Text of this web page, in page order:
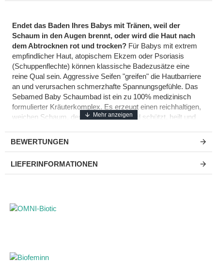
Endet das Baden Ihres Babys mit Tränen, weil der
Schaum in den Augen brennt, oder wird die Haut nach
dem Abtrocknen rot und trocken? Für Babys mit extrem
empfindlicher Haut, atopischem Ekzem oder Psoriasis
(Schuppenflechte) können klassische Badezusätze eine
reine Qual sein. Aggressive Seifen "greifen" die Hautbarriere
an und verursachen schmerzhafte Spannungsgefühle. Das
Sebamed Baby Schaumbad ist ein zu 100% medizinisch
formulierter Kräuterkomplex. Es erzeugt einen reichhaltigen,
weichen Schaum, den Kinder lieben, und schützt, heilt und
Haut.
Was ist das Geheimnis dieses heilenden Kräuterbades?
✔ Starker botanischer Komplex (5 Heilkräuter)
Kombination schützt extrem empfindliche Haut aktiv vor
Tag Spezielle Reinigungssubstanzen reizen die
BEWERTUNGEN
LIEFERINFORMATIONEN